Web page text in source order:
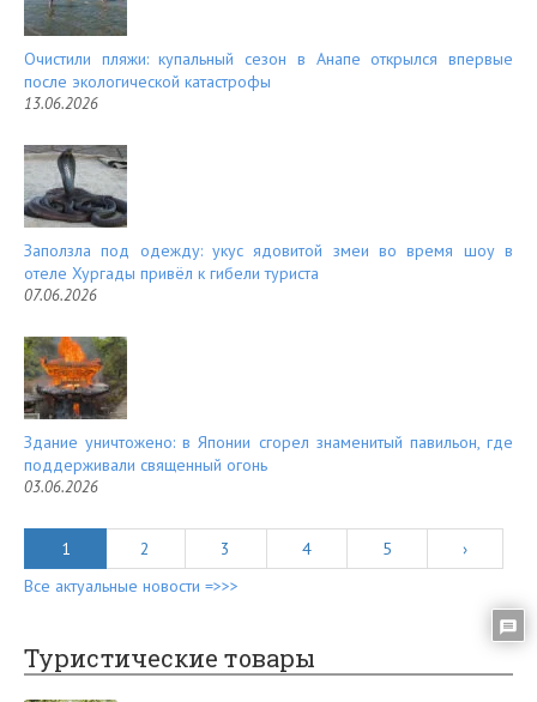
Очистили пляжи: купальный сезон в Анапе открылся впервые
после экологической катастрофы
13.06.2026
Заползла под одежду: укус ядовитой змеи во время шоу в
отеле Хургады привёл к гибели туриста
07.06.2026
Здание уничтожено: в Японии сгорел знаменитый павильон, где
поддерживали священный огонь
03.06.2026
1 2 3 4 5
›
Все актуальные новости =>>>
Туристические товары